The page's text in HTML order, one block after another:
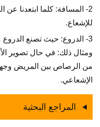
2- المسافة: كلما ابتعدنا
للإشعاع.
3- الدروع: حيث تصنع
ومثال ذلك: في حال تصوير
من الرصاص بين المريض
الإشعاعي.
المراجع البحثية